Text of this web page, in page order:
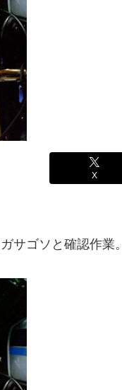
X
サゴソと確認作業。